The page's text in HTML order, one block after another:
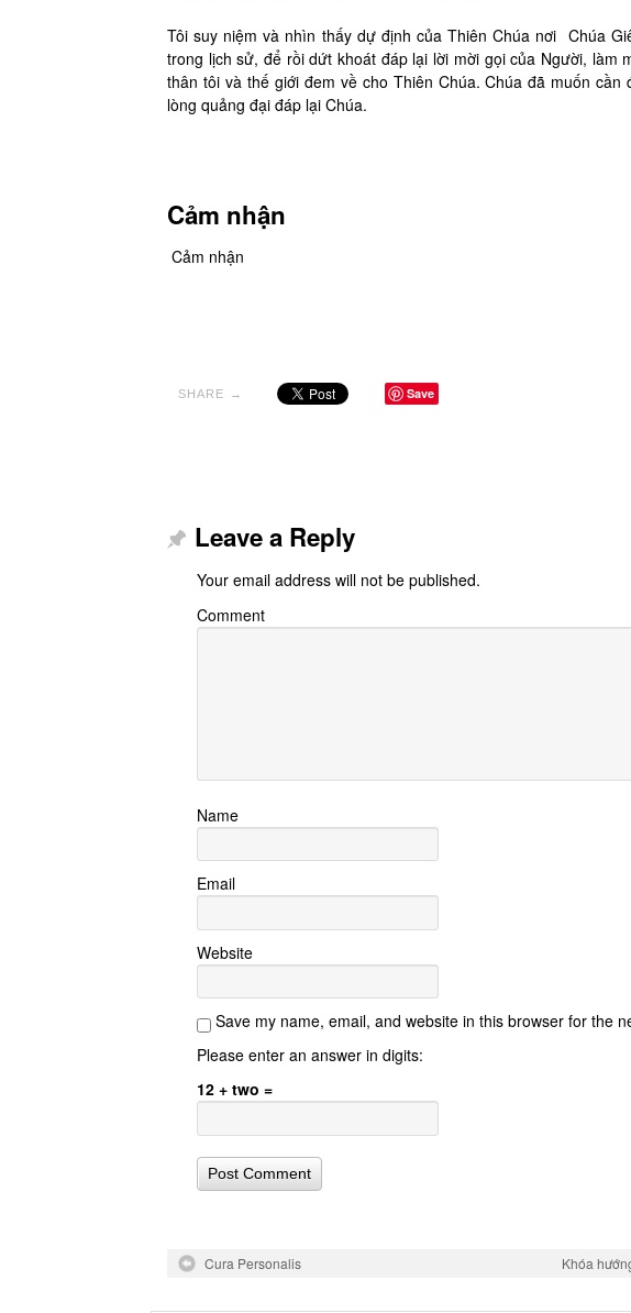
Tôi suy niệm và nhìn thấy dự định của Thiên Chúa nơi Chúa
trong lịch sử, để rồi dứt khoát đáp lại lời mời gọi của Người, làm
thân tôi và thế giới đem về cho Thiên Chúa. Chúa đã muốn
lòng quảng đại đáp lại Chúa.
Cảm nhận
Cảm nhận
SHARE → Save
Leave a Reply
Your email address will not be published.
Comment
Name
Email
Website
Save my name, email, and website in this browser for the
Please enter an answer in digits:
12 + two =
Cura Personalis Khóa